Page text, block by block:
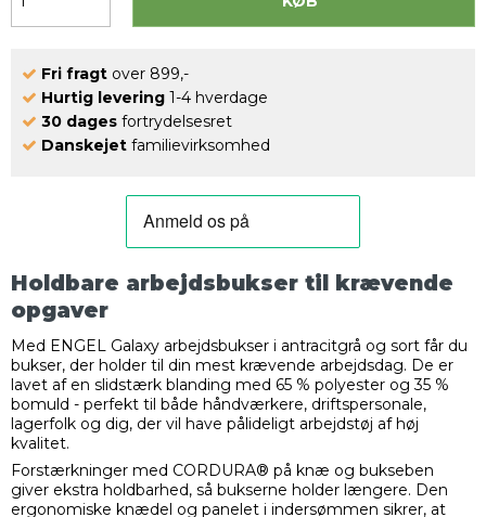
Fri fragt over 899,-
Hurtig levering 1-4 hverdage
30 dages fortrydelsesret
Danskejet familievirksomhed
Holdbare arbejdsbukser til krævende
opgaver
Med ENGEL Galaxy arbejdsbukser i antracitgrå og sort får du
bukser, der holder til din mest krævende arbejdsdag. De er
lavet af en slidstærk blanding med 65 % polyester og 35 %
bomuld - perfekt til både håndværkere, driftspersonale,
lagerfolk og dig, der vil have pålideligt arbejdstøj af høj
kvalitet.
Forstærkninger med CORDURA® på knæ og bukseben
giver ekstra holdbarhed, så bukserne holder længere. Den
ergonomiske knædel og panelet i indersømmen sikrer, at